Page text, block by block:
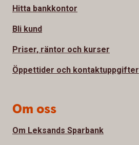
Hitta bankkontor
Bli kund
Priser, räntor och kurser
Öppettider och kontaktuppgifter
Om oss
Om Leksands Sparbank